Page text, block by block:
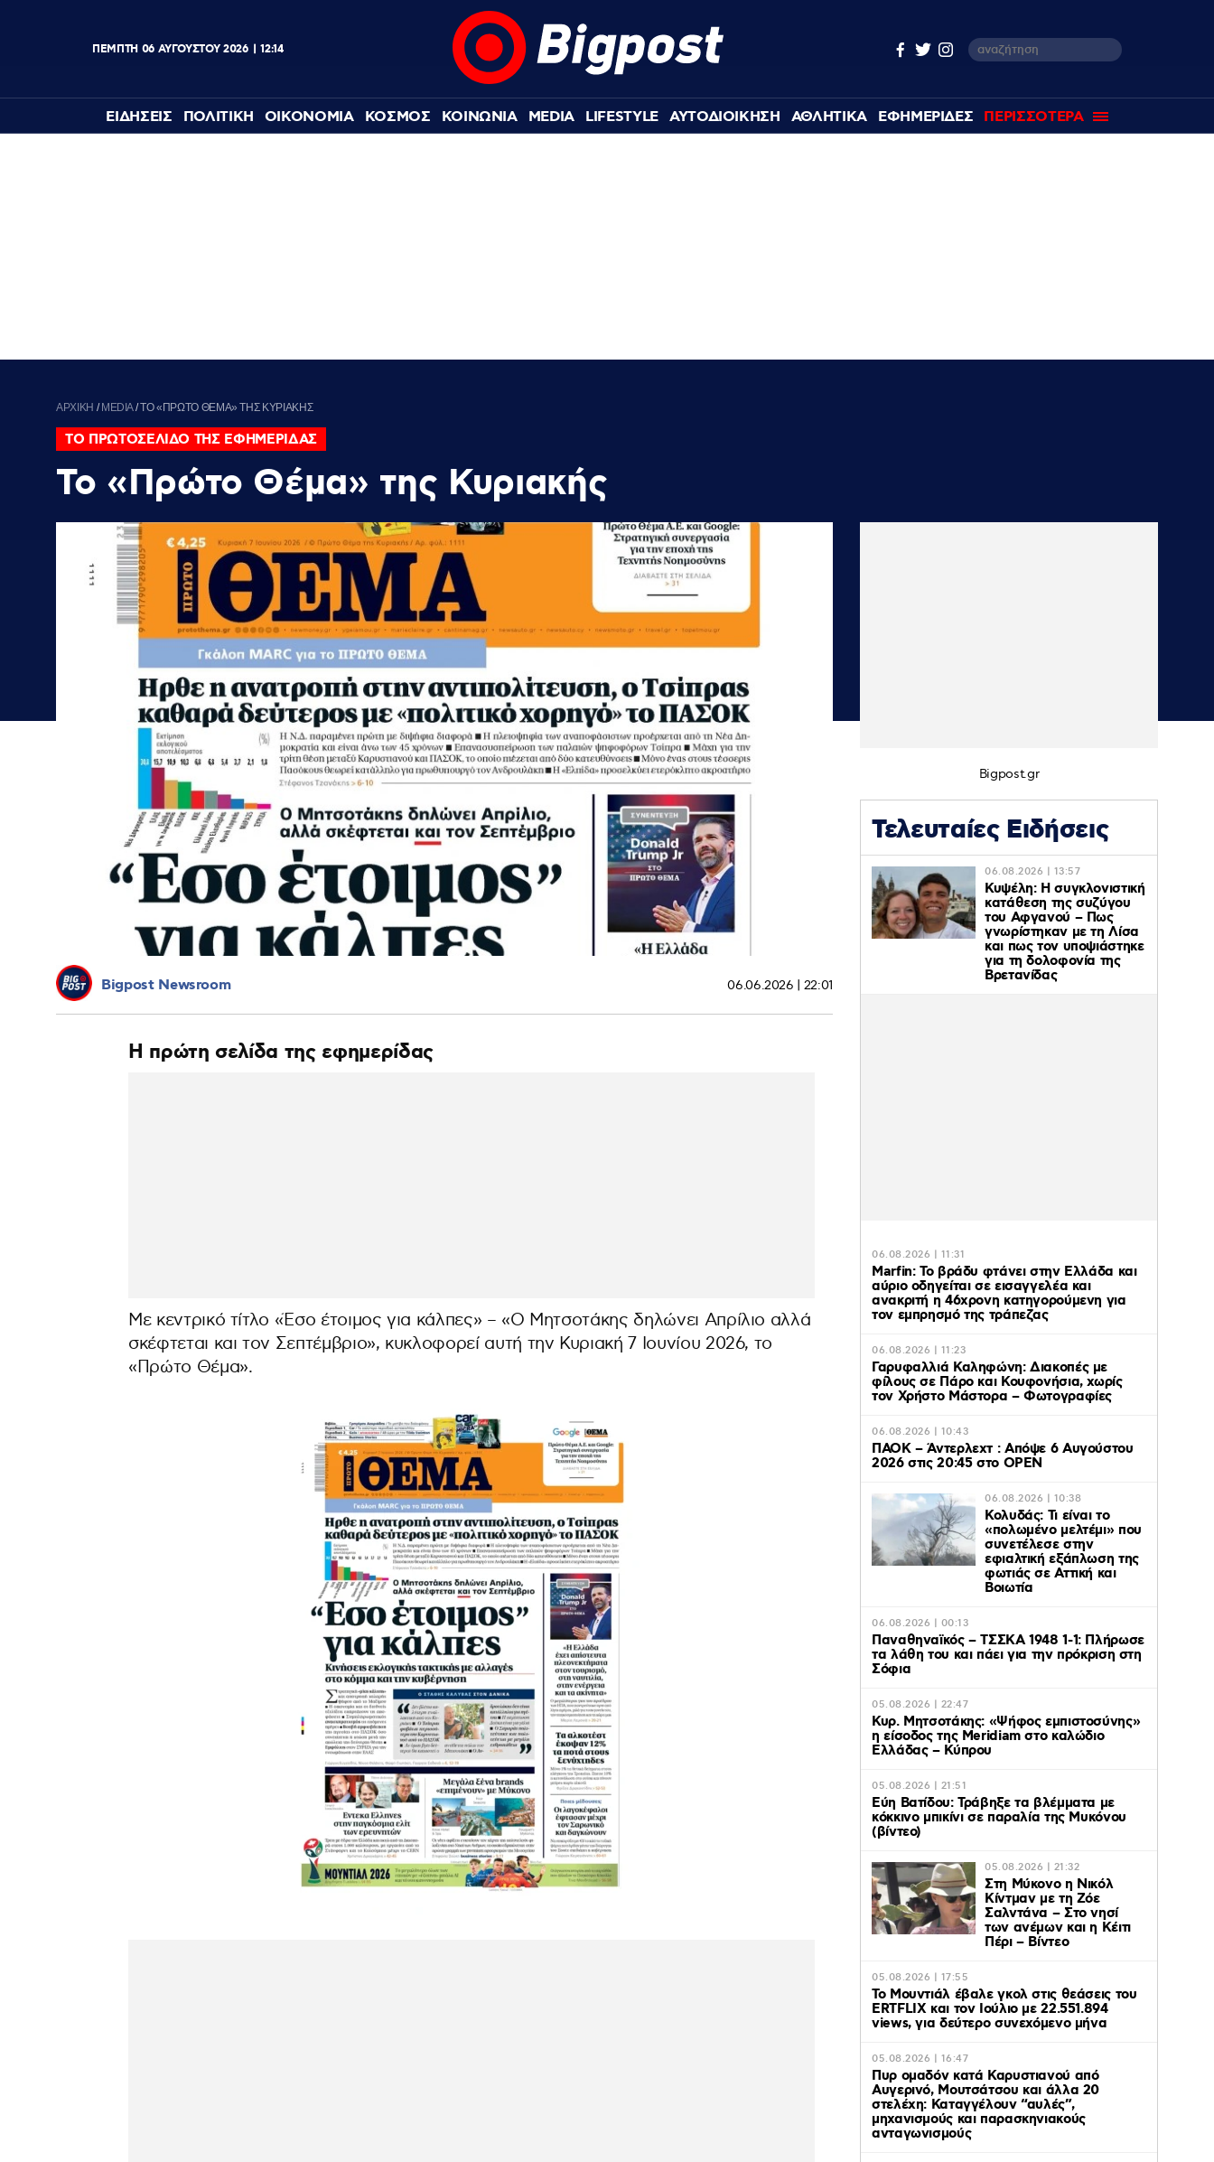
ΠΕΜΠΤΗ 06 ΑΥΓΟΥΣΤΟΥ 2026 12:14
ΕΙΔΗΣΕΙΣ ΠΟΛΙΤΙΚΗ ΟΙΚΟΝΟΜΙΑ ΚΟΣΜΟΣ ΚΟΙΝΩΝΙΑ MEDIA LIFESTYLE ΑΥΤΟΔΙΟΙΚΗΣΗ ΑΘΛΗΤΙΚΑ ΕΦΗΜΕΡΙΔΕΣ ΠΕΡΙΣΣΟΤΕΡΑ
ΑΡΧΙΚΗ / MEDIA/ΤΟ «ΠΡΩΤΟ ΘΕΜΑ» ΤΗΣ ΚΥΡΙΑΚΗΣ
ΤΟ ΠΡΩΤΟΣΕΛΙΔΟ ΤΗΣ ΕΦΗΜΕΡΙΔΑΣ
Το «Πρώτο Θέμα» της Κυριακής
Bigpost Newsroom 06.06.2026 | 22:01
Η πρώτη σελίδα της εφημερίδας
Με κεντρικό τίτλο «Έσο έτοιμος για κάλπες» – «Ο Μητσοτάκης δηλώνει Απρίλιο αλλά
σκέφτεται και τον Σεπτέμβριο», κυκλοφορεί αυτή την Κυριακή 7 Ιουνίου 2026, το
«Πρώτο Θέμα».
Bigpost.gr
Τελευταίες Ειδήσεις
06.08.2026 | 13:57
Κυψέλη: Η συγκλονιστική
κατάθεση της συζύγου
του Αφγανού – Πως
γνωρίστηκαν με τη Λίσα
και πως τον υποψιάστηκε
για τη δολοφονία της
Βρετανίδας
06.08.2026 | 11:31
Marfin: Το βράδυ φτάνει στην Ελλάδα και
αύριο οδηγείται σε εισαγγελέα και
ανακριτή η 46χρονη κατηγορούμενη για
τον εμπρησμό της τράπεζας
06.08.2026 | 11:23
Γαρυφαλλιά Καληφώνη: Διακοπές με
φίλους σε Πάρο και Κουφονήσια, χωρίς
τον Χρήστο Μάστορα – Φωτογραφίες
06.08.2026 | 10:43
ΠΑΟΚ – Άντερλεχτ : Απόψε 6 Αυγούστου
2026 στις 20:45 στο ΟΡΕΝ
06.08.2026 | 10:38
Κολυδάς: Τι είναι το
«πολωμένο μελτέμι» που
συνετέλεσε στην
εφιαλτική εξάπλωση της
φωτιάς σε Αττική και
Βοιωτία
06.08.2026 | 00:13
Παναθηναϊκός – ΤΣΣΚΑ 1948 1-1: Πλήρωσε
τα λάθη του και πάει για την πρόκριση στη
Σόφια
05.08.2026 | 22:47
Κυρ. Μητσοτάκης: «Ψήφος εμπιστοσύνης»
η είσοδος της Meridiam στο καλώδιο
Ελλάδας – Κύπρου
05.08.2026 | 21:51
Εύη Βατίδου: Τράβηξε τα βλέμματα με
κόκκινο μπικίνι σε παραλία της Μυκόνου
(βίντεο)
05.08.2026 | 21:32
Στη Μύκονο η Νικόλ
Κίντμαν με τη Ζόε
Σαλντάνα – Στο νησί
των ανέμων και η Κέιτι
Πέρι – Βίντεο
05.08.2026 | 17:55
Το Μουντιάλ έβαλε γκολ στις θεάσεις του
ERTFLIX και τον Ιούλιο με 22.551.894
views, για δεύτερο συνεχόμενο μήνα
05.08.2026 | 16:47
Πυρ ομαδόν κατά Καρυστιανού από
Αυγερινό, Μουτσάτσου και άλλα 20
στελέχη: Καταγγέλουν “αυλές”,
μηχανισμούς και παρασκηνιακούς
ανταγωνισμούς